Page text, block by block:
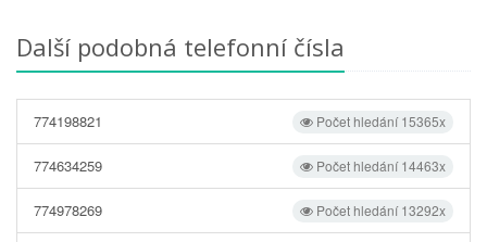
Další podobná telefonní čísla
Počet hledání 15365x
774198821
Počet hledání 14463x
774634259
Počet hledání 13292x
774978269